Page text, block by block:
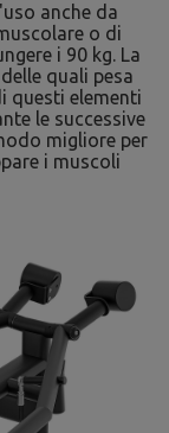
anche da
o di
i 90 kg. La
quali pesa
questi elementi
le successive
migliore per
i muscoli